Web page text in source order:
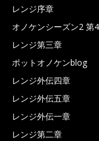
レンジ序章
オノケンシーズン2 第
レンジ第三章
ポットオノケンblog
レンジ外伝四章
レンジ外伝五章
レンジ外伝一章
レンジ第二章